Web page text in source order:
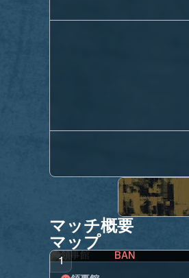
マッチ概要
マップ
1 BAN